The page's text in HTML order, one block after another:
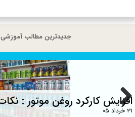
جدیدترین مطالب آموزشی
۳۱ خرداد ۰۵